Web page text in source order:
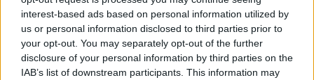
interest-based ads based on personal information utilized by
us or personal information disclosed to third parties prior to
your opt-out. You may separately opt-out of the further
disclosure of your personal information by third parties on the
IAB’s list of downstream participants. This information may
Tyra Banks bikineissä Sports
Illustratedin uimapukunumeron
kannessa – tyrmäävä näky!